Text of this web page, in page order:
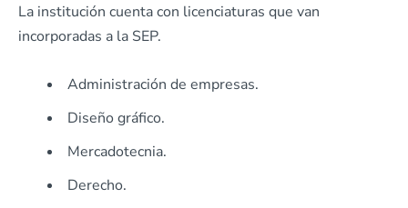
La institución cuenta con licenciaturas que van
incorporadas a la SEP.
Administración de empresas.
Diseño gráfico.
Mercadotecnia.
Derecho.